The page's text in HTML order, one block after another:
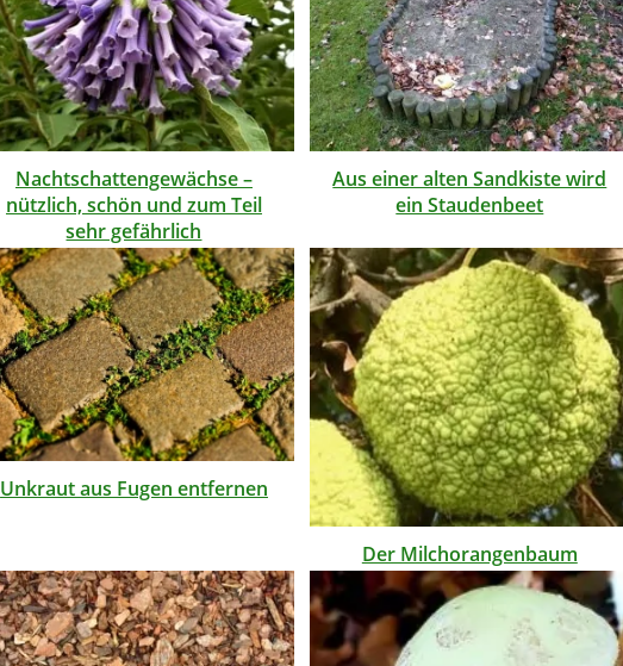
Nachtschattengewächse –
nützlich, schön und zum Teil
sehr gefährlich
Aus einer alten Sandkiste wird
ein Staudenbeet
Unkraut aus Fugen entfernen
Der Milchorangenbaum